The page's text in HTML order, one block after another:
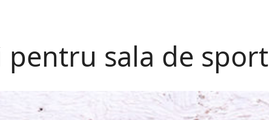
sala de sport